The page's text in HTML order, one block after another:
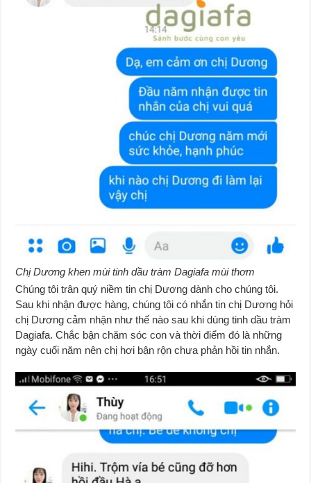
Chị Dương khen mùi tinh dầu tràm Dagiafa mùi thơm
Chúng tôi trân quý niềm tin chị Dương dành cho chúng tôi.
Sau khi nhận được hàng, chúng tôi có nhắn tin chị Dương hỏi
chị Dương cảm nhận như thế nào sau khi dùng tinh dầu tràm
Dagiafa. Chắc bận chăm sóc con và thời điểm đó là những
ngày cuối năm nên chị hơi bận rộn chưa phản hồi tin nhắn.